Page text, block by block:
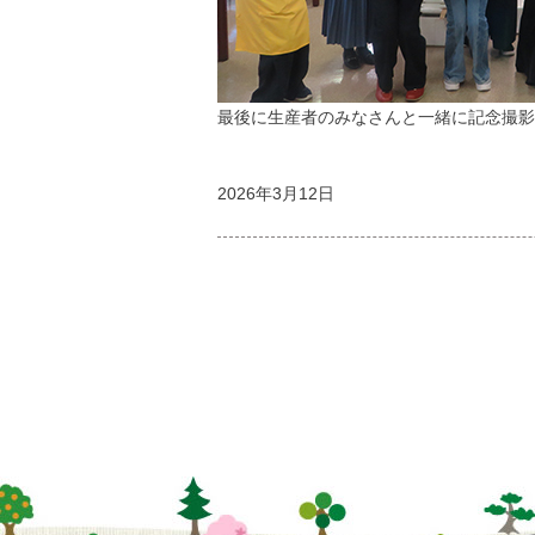
最後に生産者のみなさんと一緒に記念撮影
2026年3月12日